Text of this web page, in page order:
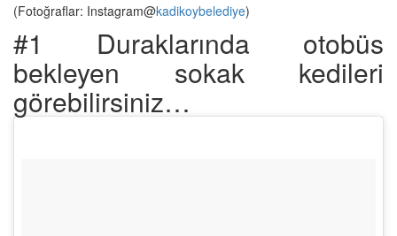
(Fotoğraflar: Instagram@kadikoybelediye)
#1 Duraklarında otobüs
bekleyen sokak kedileri
görebilirsiniz…